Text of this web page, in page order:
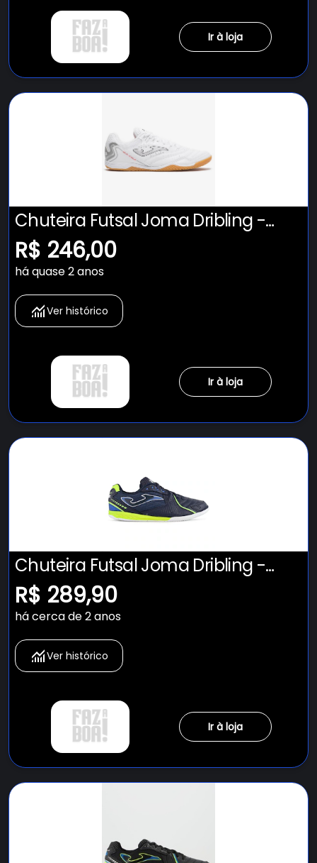
Ir à loja
Chuteira Futsal Joma Dribling -
Adulto
R$ 246,00
há quase 2 anos
Ver histórico
Ir à loja
Chuteira Futsal Joma Dribling -
Adulto
R$ 289,90
há cerca de 2 anos
Ver histórico
Ir à loja